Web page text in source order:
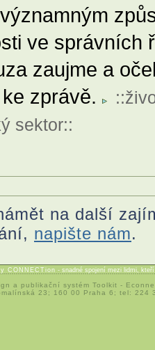
ve správních
zaujme a
zprávě.
::
sektor::
na další
napište nám.
CONNECTion - snadné spojení mezi lidmi,
a publikační systém Toolkit -
23; 160 00 Praha 6; tel: 224